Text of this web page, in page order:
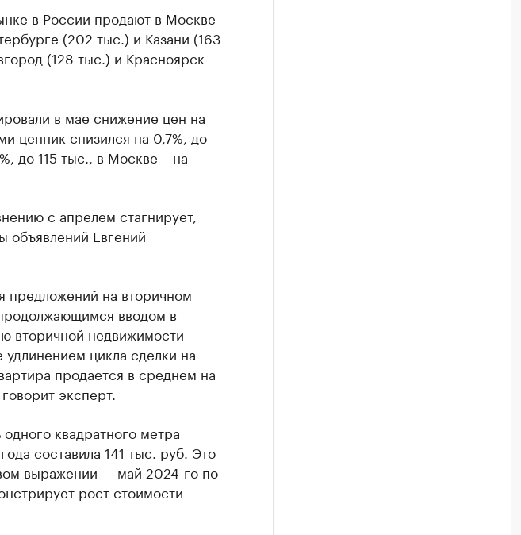
в России продают в Москве
(202 тыс.) и Казани (163
(128 тыс.) и Красноярск
в мае снижение цен на
ценник снизился на 0,7%, до
до 115 тыс., в Москве – на
с апрелем стагнирует,
объявлений Евгений
предложений на вторичном
вводом в
вторичной недвижимости
цикла сделки на
продается в среднем на
эксперт.
квадратного метра
составила 141 тыс. руб. Это
выражении — май 2024-го по
рост стоимости